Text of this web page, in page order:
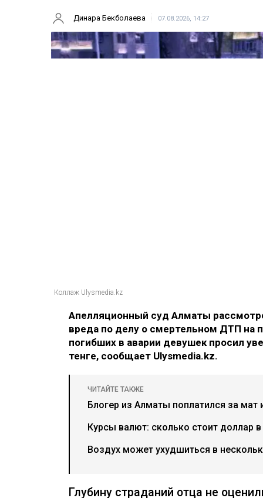
Динара Бекболаева 07.08.2026, 14:27
Коллаж Ulysmedia.kz
Апелляционный суд Алматы
вреда по делу о смертельном ДТП на
погибших в аварии девушек просил
тенге, сообщает Ulysmedia.kz.
ЧИТАЙТЕ ТАКЖЕ
Блогер из Алматы поплатился за мат
Курсы валют: сколько стоит доллар
Воздух может ухудшиться в
Глубину страданий отца не